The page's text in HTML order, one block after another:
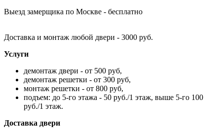
Выезд замерщика по Москве - бесплатно
Доставка и монтаж любой двери - 3000 руб.
Услуги
демонтаж двери - от 500 руб,
демонтаж решетки - от 300 руб,
монтаж решетки - от 800 руб,
подъем: до 5-го этажа - 50 руб./1 этаж, выше 5-го 100
руб./1 этаж.
Доставка двери